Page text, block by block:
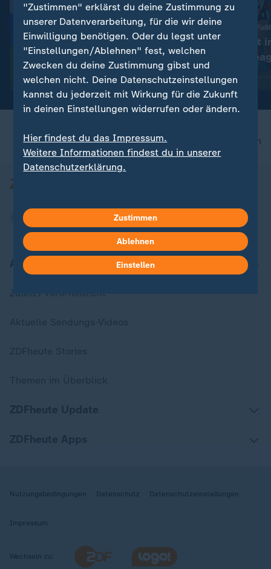
Nur Remis gegen Kaiserslautern
2. Bundesliga: Wolfsburg
lässt zum Auftakt Punkte
liegen
Sieg gegen Malmös
Frankfurt steht
Champions-
Rundemit Video
nach oben
Aktuell bei ZDFheute
Zuletzt veröffentlicht
Nutzungsbedingungen Datenschutz Datenschutzeinstellungen
Impressum
Wechseln zu:
"Zustimmen" erklärst du deine Zustimmung zu
unserer Datenverarbeitung, für die wir deine
Einwilligung benötigen. Oder du legst unter
"Einstellungen/Ablehnen" fest, welchen
Zwecken du deine Zustimmung gibst und
welchen nicht. Deine Datenschutzeinstellungen
kannst du jederzeit mit Wirkung für die Zukunft
in deinen Einstellungen widerrufen oder ändern.
Hier findest du das Impressum.
Weitere Informationen findest du in unserer
Datenschutzerklärung.
Zustimmen
Ablehnen
Einstellen